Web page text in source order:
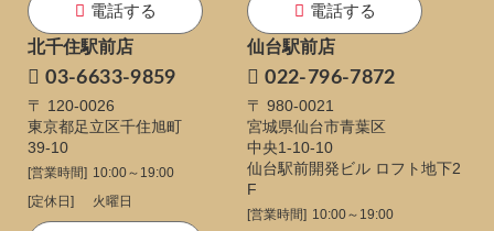
電話する
電話する
北千住駅前店
03-6633-9859
〒 120-0026
東京都足立区千住旭町
39-10
[営業時間] 10:00～19:00
[定休日]
火曜日
仙台駅前店
022-796-7872
〒 980-0021
宮城県仙台市青葉区
中央1-10-10
仙台駅前開発ビル ロフト地下2
F
[営業時間] 10:00～19:00